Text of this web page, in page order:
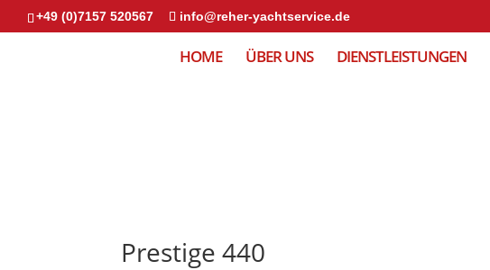
+49 (0)7157 520567 info@reher-yachtservice.de
HOME ÜBER UNS DIENSTLEISTUNGEN
Prestige 440